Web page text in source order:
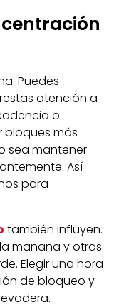
Puedes
atención a
o
bloques más
sea mantener
Así
para
también influyen.
mañana y otras
Elegir una hora
de bloqueo y